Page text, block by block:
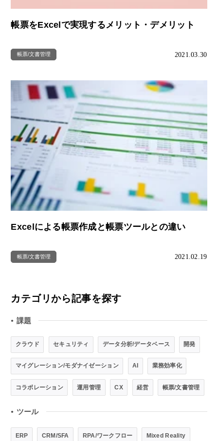
帳票をExcelで実現するメリット・デメリット
帳票/文書管理 2021.03.30
Excelによる帳票作成と帳票ツールとの違い
帳票/文書管理 2021.02.19
カテゴリから記事を探す
● 課題
クラウド セキュリティ データ分析/データベース 開発
マイグレーション/モダナイゼーション AI 業務効率化
コラボレーション 運用管理 CX 経営 帳票/文書管理
● ツール
ERP CRM/SFA RPA/ワークフロー Mixed Reality